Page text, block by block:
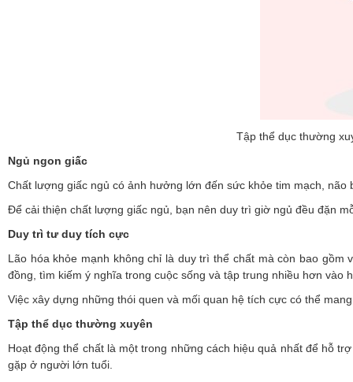
Tập thể dục thường
Ngủ ngon giấc
Chất lượng giấc ngủ có ảnh hưởng lớn đến sức khỏe tim mạch,
Để cải thiện chất lượng giấc ngủ, bạn nên duy trì giờ ngủ đều đặn
Duy trì tư duy tích cực
Lão hóa khỏe mạnh không chỉ là duy trì thể chất mà còn bao
đồng, tìm kiếm ý nghĩa trong cuộc sống và tập trung nhiều hơn vào
Việc xây dựng những thói quen và mối quan hệ tích cực có thể
Tập thể dục thường xuyên
Hoạt động thể chất là một trong những cách hiệu quả nhất để hỗ
gặp ở người lớn tuổi.